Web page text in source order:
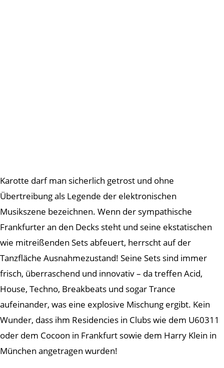
Karotte darf man sicherlich getrost und ohne
Übertreibung als Legende der elektronischen
Musikszene bezeichnen. Wenn der sympathische
Frankfurter an den Decks steht und seine ekstatischen
wie mitreißenden Sets abfeuert, herrscht auf der
Tanzfläche Ausnahmezustand! Seine Sets sind immer
frisch, überraschend und innovativ – da treffen Acid,
House, Techno, Breakbeats und sogar Trance
aufeinander, was eine explosive Mischung ergibt. Kein
Wunder, dass ihm Residencies in Clubs wie dem U60311
oder dem Cocoon in Frankfurt sowie dem Harry Klein in
München angetragen wurden!